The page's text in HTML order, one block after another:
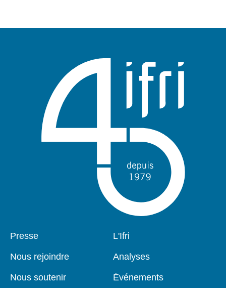
Pied
Presse
Nous rejoindre
Nous soutenir
Navigation
L'Ifri
Analyses
Événements